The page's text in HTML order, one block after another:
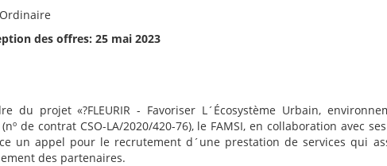
Ordinaire
des offres: 25 mai 2023
du projet «?FLEURIR - Favoriser L´Écosystème Urbain,
de contrat CSO-LA/2020/420-76), le FAMSI, en collaboration avec
un appel pour le recrutement d´une prestation de services qui
des partenaires.